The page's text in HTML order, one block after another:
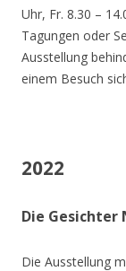
Uhr, Fr. 8.30 –
Tagungen oder
Ausstellung
einem Besuch
2022
Die Gesichter
Die Ausstellung